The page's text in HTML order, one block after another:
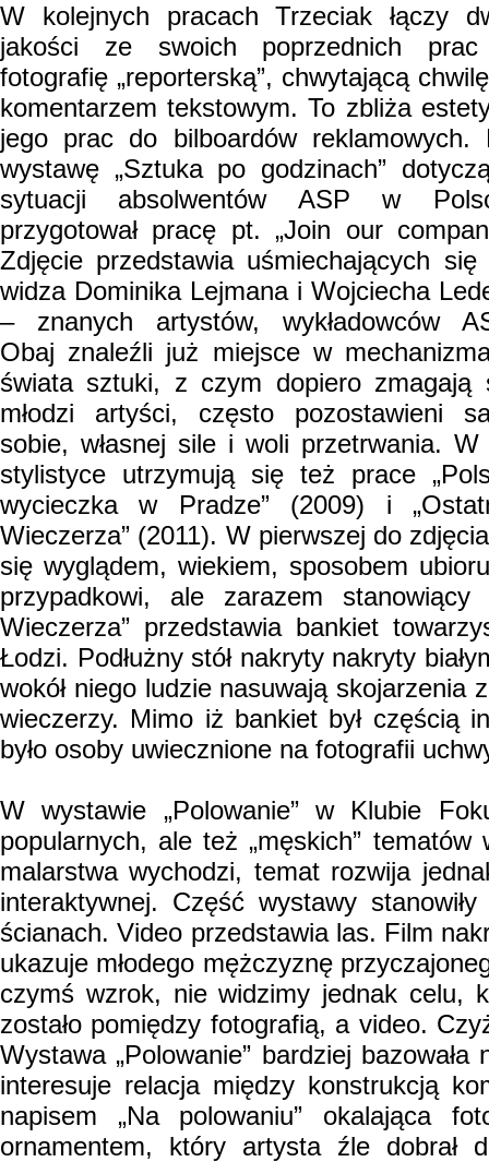
W kolejnych pracach Trzeciak łączy
jakości ze swoich poprzednich
fotografię „reporterską”, chwytającą
komentarzem tekstowym. To zbliża
jego prac do bilboardów reklamowych.
wystawę „Sztuka po godzinach”
sytuacji absolwentów ASP w
przygotował pracę pt. „Join our
Zdjęcie przedstawia uśmiechających się
widza Dominika Lejmana i Wojciecha
– znanych artystów, wykładowców
Obaj znaleźli już miejsce w
świata sztuki, z czym dopiero zmagają
młodzi artyści, często pozostawieni
sobie, własnej sile i woli przetrwania. W
stylistyce utrzymują się też prace
wycieczka w Pradze” (2009) i
Wieczerza” (2011). W pierwszej do
się wyglądem, wiekiem, sposobem
przypadkowi, ale zarazem stanowiący
Wieczerza” przedstawia bankiet
Łodzi. Podłużny stół nakryty nakryty
wokół niego ludzie nasuwają
wieczerzy. Mimo iż bankiet był częścią
było osoby uwiecznione na fotografii
W wystawie „Polowanie” w Klubie
popularnych, ale też „męskich”
malarstwa wychodzi, temat rozwija
interaktywnej. Część wystawy
ścianach. Video przedstawia las. Film
ukazuje młodego mężczyznę
czymś wzrok, nie widzimy jednak celu,
zostało pomiędzy fotografią, a video.
Wystawa „Polowanie” bardziej
interesuje relacja między konstrukcją
napisem „Na polowaniu” okalająca
ornamentem, który artysta źle dobrał